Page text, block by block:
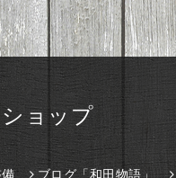
ョップ
ブログ「和田物語」